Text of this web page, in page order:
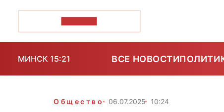
МИНСК 15:21 ВСЕ НОВОСТИ
Общество 06.07.2025 10:24